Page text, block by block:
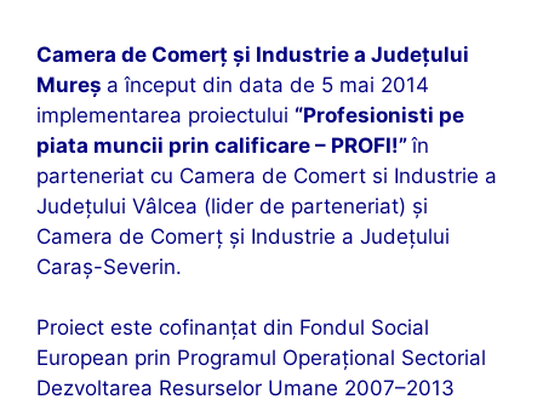
Camera de Comerț și Industrie a Județului
Mureș a început din data de 5 mai 2014
implementarea proiectului “Profesionisti pe
piata muncii prin calificare – PROFI!”în
parteneriat cu Camera de Comert si Industrie a
Județului Vâlcea (lider de parteneriat) și
Camera de Comerț și Industrie a Județului
Caraș-Severin.
Proiect este cofinanțat din Fondul Social
European prin Programul Operațional Sectorial
Dezvoltarea Resurselor Umane 2007–2013